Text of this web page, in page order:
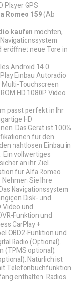
Player GPS
Romeo 159(Ab
kaufenmöchten,
eröffnet neue Tore in
Android 14.0
Einbau Autoradio
Multi-Touchscreen
HD 1080P Video
passt perfekt in Ihr
HD
Das Gerät ist 100%
für den
nahtlosen Einbau in
Ein vollwertiges
an ihr Ziel.
für Alfa Romeo
Sie Ihre
Navigationssystem
Disk- und
und
Funktion und
CarPlay +
OBD2-Funktion und
Radio (Optional).
(TPMS optional).
Natürlich ist
Telefonbuchfunktion
enthalten. Radios